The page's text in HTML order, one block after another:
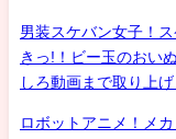
男装スケバン女子！
きっ!！ビー玉のおい
しろ動画まで取り上
ロボットアニメ！メ